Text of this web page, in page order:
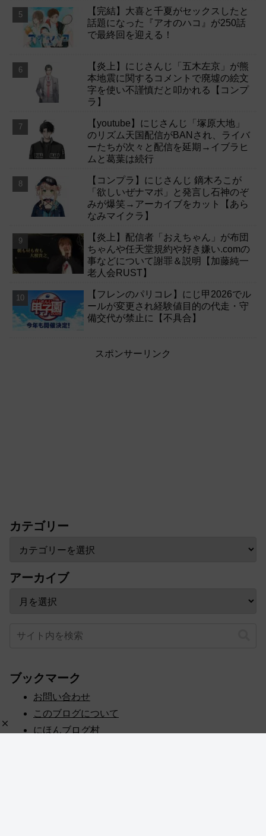
【完結】大喜と千夏がセックスしたと
話題になった『アオのハコ』が250話
で最終回を迎える！
【炎上】にじさんじ「五木左京」が熊
本地震に関するコメントで廃墟の絵文
字を使い不謹慎だと叩かれる【コンプ
ラ】
【youtube】にじさんじ「塚原大地」
のリズム天国配信がBANされ、ライバ
ーたちが次々と配信を延期→イブラヒ
ムと葛葉は続行
【コンプラ】にじさんじ 鏑木ろこが
「欲しいぜナマポ」と発言し石神のぞ
みが爆笑→アーカイブをカット【あら
なみマイクラ】
【炎上】配信者「おえちゃん」が布団
ちゃんや任天堂規約や好き嫌い.comの
事などについて謝罪＆説明【加藤純一
老人会RUST】
【フレンのパリコレ】にじ甲2026でル
ールが変更され経験値目的の代走・守
備交代が禁止に【不具合】
スポンサーリンク
カテゴリー
アーカイブ
ブックマーク
お問い合わせ
このブログについて
にほんブログ村